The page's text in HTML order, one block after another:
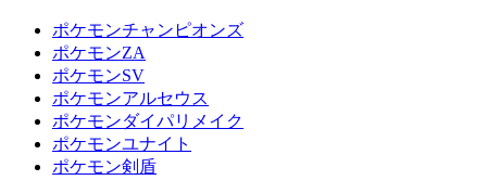
ポケモンチャンピオンズ
ポケモンZA
ポケモンSV
ポケモンアルセウス
ポケモンダイパリメイク
ポケモンユナイト
ポケモン剣盾